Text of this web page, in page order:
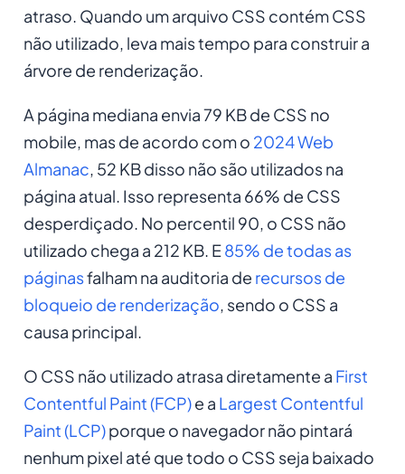
atraso. Quando um arquivo CSS contém CSS
não utilizado, leva mais tempo para construir a
árvore de renderização.
A página mediana envia 79 KB de CSS no
mobile, mas de acordo com o 2024 Web
Almanac, 52 KB disso não são utilizados na
página atual. Isso representa 66% de CSS
desperdiçado. No percentil 90, o CSS não
utilizado chega a 212 KB. E85% de todas as
páginasfalham na auditoria de recursos de
bloqueio de renderização, sendo o CSS a
causa principal.
O CSS não utilizado atrasa diretamente a First
Contentful Paint (FCP)e a Largest Contentful
Paint (LCP)porque o navegador não pintará
nenhum pixel até que todo o CSS seja baixado